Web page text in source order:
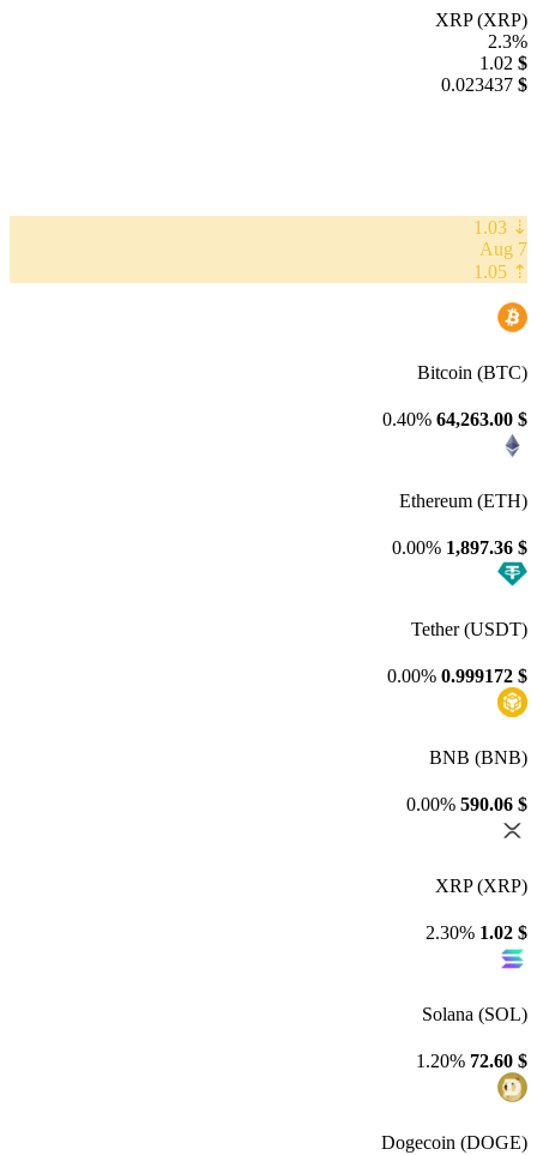
XRP (XRP)
2.3%
$
1.02
$
0.023437
⇣ 1.03
7 Aug
⇡ 1.05
Bitcoin (BTC)
$
64,263.00
0.40%
Ethereum (ETH)
$
1,897.36
0.00%
Tether (USDT)
$
0.999172
0.00%
BNB (BNB)
$
590.06
0.00%
XRP (XRP)
$
1.02
2.30%
Solana (SOL)
$
72.60
1.20%
Dogecoin (DOGE)